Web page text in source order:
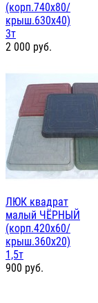
(корп.740х80/
крыш.630х40)
3т
2 000 руб.
ЛЮК квадрат
малый ЧЁРНЫЙ
(корп.420х60/
крыш.360х20)
1,5т
900 руб.